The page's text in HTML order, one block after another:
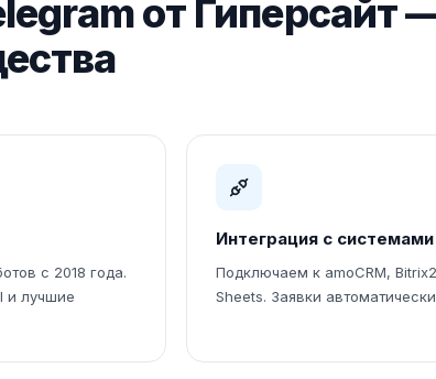
от Гиперсайт
с 2018 года.
и лучшие
Интеграция с системами
Подключаем к amoCRM,
Sheets. Заявки